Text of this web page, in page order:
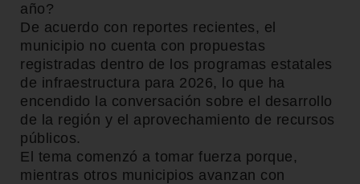
año?
De acuerdo con reportes recientes, el
municipio no cuenta con propuestas
registradas dentro de los programas estatales
de infraestructura para 2026, lo que ha
encendido la conversación sobre el desarrollo
de la región y el aprovechamiento de recursos
públicos.
El tema comenzó a tomar fuerza porque,
mientras otros municipios avanzan con